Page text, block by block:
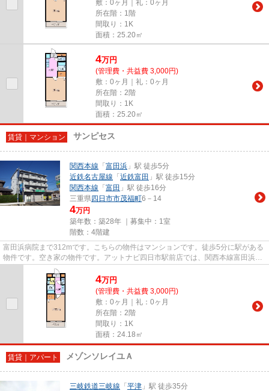
敷：0ヶ月｜礼：0ヶ月
所在階：1階
間取り：1K
面積：25.20㎡
4万円
(管理費・共益費 3,000円)
敷：0ヶ月｜礼：0ヶ月
所在階：2階
間取り：1K
面積：25.20㎡
賃貸｜マンション サンピセス
関西本線 「 富田浜 」駅 徒歩5分
近鉄名古屋線 「 近鉄富田 」駅 徒歩15分
関西本線 「 富田 」駅 徒歩16分
三重県四日市市茂福町6－14
4万円
築年数：築28年 ｜募集中： 1室
階数：4階建
富田浜病院まで312mです。こちらの物件はマンションです。徒歩5分に駅がある
物件です。空き家の物件です。アットナビ四日市駅前店では、関西本線富田浜を
中心に数多くの不動産情報を取...
4万円
(管理費・共益費 3,000円)
敷：0ヶ月｜礼：0ヶ月
所在階：2階
間取り：1K
面積：24.18㎡
賃貸｜アパート メゾンソレイユＡ
三岐鉄道三岐線 「 平津 」駅 徒歩35分